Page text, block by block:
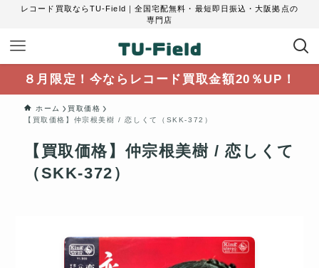
レコード買取ならTU-Field｜全国宅配無料・最短即日振込・大阪拠点の
専門店
８月限定！今ならレコード買取金額20％UP！
ホーム
買取価格
【買取価格】仲宗根美樹 / 恋しくて（SKK-372）
【買取価格】仲宗根美樹 / 恋しくて
（SKK-372）